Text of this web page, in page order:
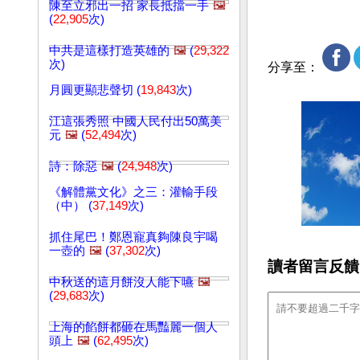
陳至立邪出一招 家長抵擋一手 🖼️
(22,905次)
中共是這樣打造英雄的 🖼️(29,322
次)
月圓更顯悲聲切 (19,843次)
江這張秀照 中國人民付出50萬美
元 🖼️ (52,494次)
詩：除惡 🖼️(24,948次)
《解體黨文化》之三：灌輸手段
（中） (37,149次)
抓住尾巴！鄭恩寵真夠陳良宇喝
一壺的 🖼️ (37,302次)
中秋送的這月餅沒人能下嚥 🖼️
(29,683次)
上海的餡餅都砸在馬豔麗一個人
頭上 🖼️ (62,495次)
分享至：
讀者留言反